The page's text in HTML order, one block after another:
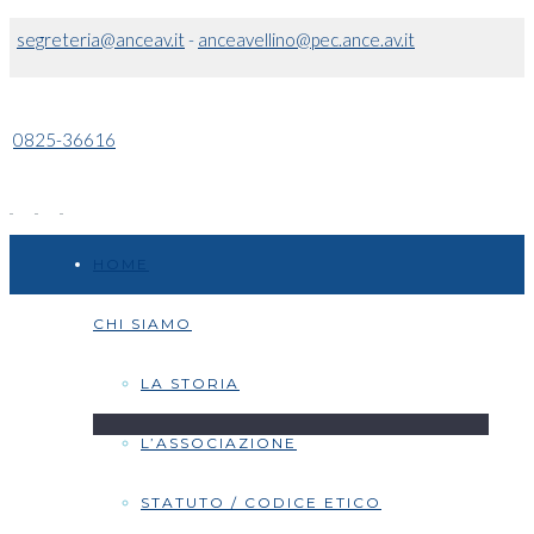
segreteria@anceav.it- anceavellino@pec.ance.av.it
0825-36616
CHI SIAMO
LA STORIA
L’ASSOCIAZIONE
STATUTO / CODICE ETICO